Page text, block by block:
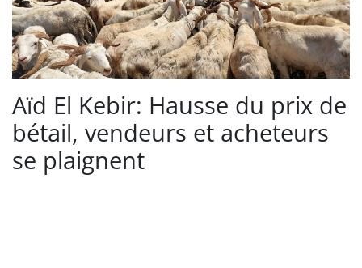
Aïd El Kebir: Hausse du prix de
bétail, vendeurs et acheteurs
se plaignent